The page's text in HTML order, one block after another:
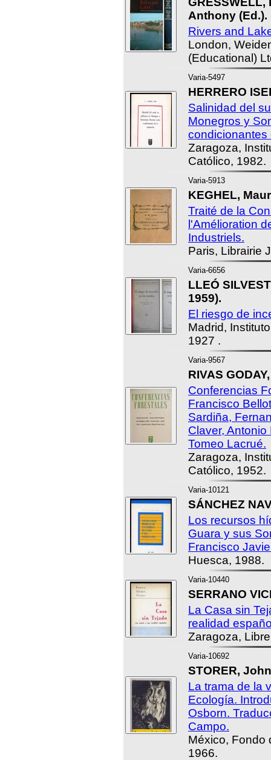
Anthony (Ed.).
Rivers and
London,
(Educational)
Varia-5497
HERRERO
Salinidad del
Monegros y
condicionantes
Zaragoza,
Católico, 1982.
Varia-5913
KEGHEL,
Traité de la
l'Amélioration
Industriels.
Paris, Librairie
Varia-6656
LLEÓ
1959).
El riesgo de
Madrid,
1927 .
Varia-9567
RIVAS
Conferencias
Francisco
Sardiña,
Claver,
Tomeo Lacrué.
Zaragoza,
Católico, 1952.
Varia-10121
SÁNCHEZ
Los recursos
Guara y sus
Francisco
Huesca, 1988.
Varia-10440
SERRANO
La Casa sin
realidad
Zaragoza,
Varia-10692
STORER,
La trama de la
Ecología.
Osborn.
Campo.
México, Fondo
1966.